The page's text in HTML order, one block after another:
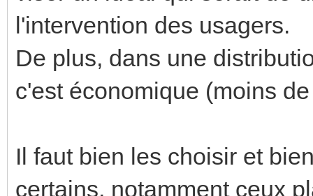
l'intervention des usagers.
De plus, dans une
c'est économique (moins
Il faut bien les choisir et
certains, notamment ceux